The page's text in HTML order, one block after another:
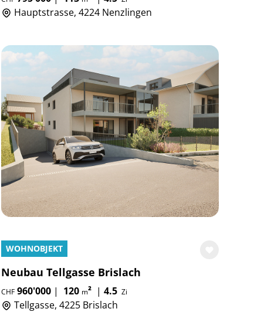
Hauptstrasse, 4224 Nenzlingen
WOHNOBJEKT
Neubau Tellgasse Brislach
CHF 960'000 | 120 m² |4.5 Zi
Tellgasse, 4225 Brislach